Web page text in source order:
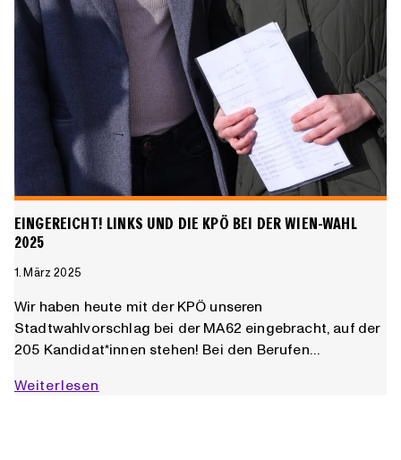
EINGEREICHT! LINKS UND DIE KPÖ BEI DER WIEN-WAHL
2025
1. März 2025
Wir haben heute mit der KPÖ unseren
Stadtwahlvorschlag bei der MA62 eingebracht, auf der
205 Kandidat*innen stehen! Bei den Berufen…
Weiterlesen